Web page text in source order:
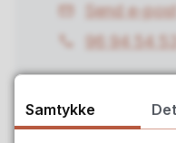
E-
post
Send e-post
Telefon
96 94 54 53
Samtykke